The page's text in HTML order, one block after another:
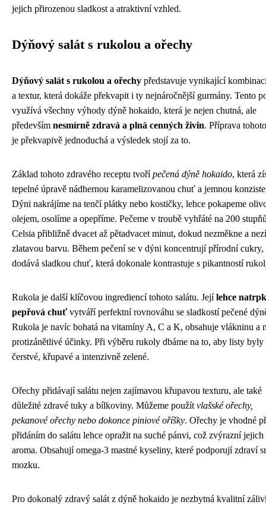
jejich přirozenou sladkost a atraktivní vzhled.
Dýňový salát s rukolou a ořechy
Dýňový salát s rukolou a ořechy představuje vynikající
a textur, která dokáže překvapit i ty nejnáročnější gurmány. Tento
využívá všechny výhody dýně hokaido, která je nejen chutná, ale
především nesmírně zdravá a plná cenných živin. Příprava
je překvapivě jednoduchá a výsledek stojí za to.
Základ tohoto zdravého receptu tvořípečená dýně hokaido, která
tepelné úpravě nádhernou karamelizovanou chuť a jemnou
Dýni nakrájíme na tenčí plátky nebo kostičky, lehce pokapeme
olejem, osolíme a opepříme. Pečeme v troubě vyhřáté na 200
Celsia přibližně dvacet až pětadvacet minut, dokud nezměkne a
zlatavou barvu. Během pečení se v dýni koncentrují přírodní
dodává sladkou chuť, která dokonale kontrastuje s pikantností
Rukola je další klíčovou ingrediencí tohoto salátu. Jejílehce
pepřová chuťvytváří perfektní rovnováhu se sladkostí pečené
Rukola je navíc bohatá na vitamíny A, C a K, obsahuje vlákninu a
protizánětlivé účinky. Při výběru rukoly dbáme na to, aby listy byly
čerstvé, křupavé a intenzivně zelené.
Ořechy přidávají salátu nejen zajímavou křupavou texturu, ale také
důležité zdravé tuky a bílkoviny. Můžeme použít vlašské ořechy,
pekanové ořechy nebo dokonce piniové oříšky. Ořechy je vhodné
přidáním do salátu lehce opražit na suché pánvi, což zvýrazní
aroma. Obsahují omega-3 mastné kyseliny, které podporují zdraví
mozku.
Pro dokonalý zdravý salát z dýně hokaido je nezbytná kvalitní